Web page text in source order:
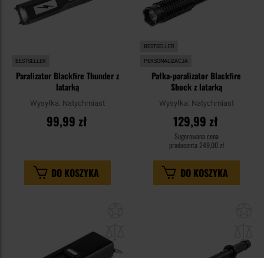
BESTSELLER
Paralizator Blackfire Thunder z
latarką
Wysyłka: Natychmiast
99,99 zł
DO KOSZYKA
BESTSELLER
PERSONALIZACJA
Pałka-paralizator Blackfire
Shock z latarką
Wysyłka: Natychmiast
129,99 zł
Sugerowana cena
producenta 249,00 zł
DO KOSZYKA